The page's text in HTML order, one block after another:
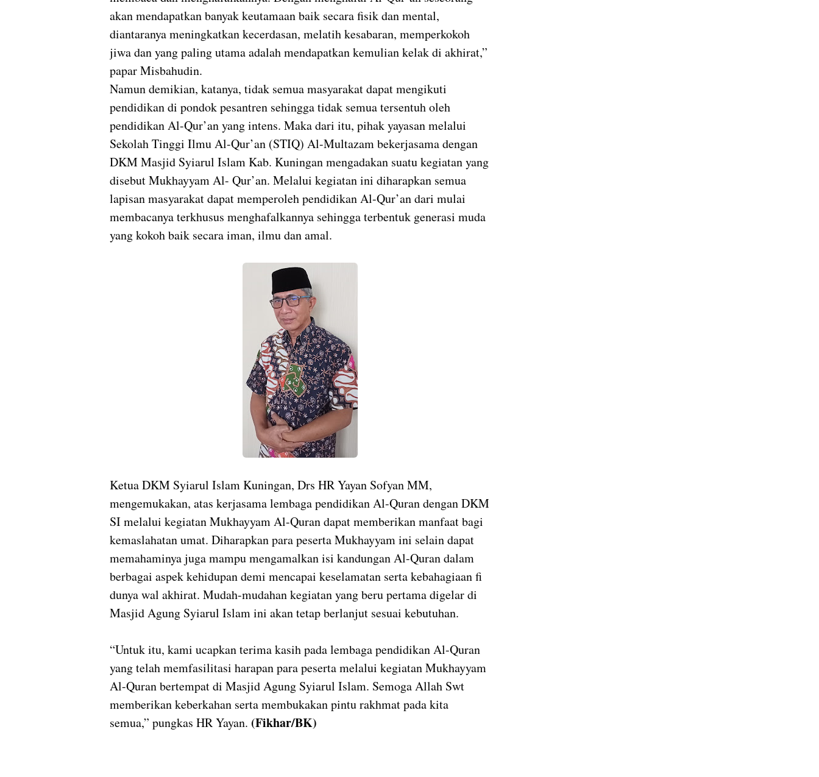
akan mendapatkan banyak keutamaan baik secara fisik dan mental,
diantaranya meningkatkan kecerdasan, melatih kesabaran, memperkokoh
jiwa dan yang paling utama adalah mendapatkan kemulian kelak di akhirat,”
papar Misbahudin.
Namun demikian, katanya, tidak semua masyarakat dapat mengikuti
pendidikan di pondok pesantren sehingga tidak semua tersentuh oleh
pendidikan Al-Qur’an yang intens. Maka dari itu, pihak yayasan melalui
Sekolah Tinggi Ilmu Al-Qur’an (STIQ) Al-Multazam bekerjasama dengan
DKM Masjid Syiarul Islam Kab. Kuningan mengadakan suatu kegiatan yang
disebut Mukhayyam Al- Qur’an. Melalui kegiatan ini diharapkan semua
lapisan masyarakat dapat memperoleh pendidikan Al-Qur’an dari mulai
membacanya terkhusus menghafalkannya sehingga terbentuk generasi muda
yang kokoh baik secara iman, ilmu dan amal.
Ketua DKM Syiarul Islam Kuningan, Drs HR Yayan Sofyan MM,
mengemukakan, atas kerjasama lembaga pendidikan Al-Quran dengan DKM
SI melalui kegiatan Mukhayyam Al-Quran dapat memberikan manfaat bagi
kemaslahatan umat. Diharapkan para peserta Mukhayyam ini selain dapat
memahaminya juga mampu mengamalkan isi kandungan Al-Quran dalam
berbagai aspek kehidupan demi mencapai keselamatan serta kebahagiaan fi
dunya wal akhirat. Mudah-mudahan kegiatan yang beru pertama digelar di
Masjid Agung Syiarul Islam ini akan tetap berlanjut sesuai kebutuhan.
“Untuk itu, kami ucapkan terima kasih pada lembaga pendidikan Al-Quran
yang telah memfasilitasi harapan para peserta melalui kegiatan Mukhayyam
Al-Quran bertempat di Masjid Agung Syiarul Islam. Semoga Allah Swt
memberikan keberkahan serta membukakan pintu rakhmat pada kita
semua,” pungkas HR Yayan. (Fikhar/BK)